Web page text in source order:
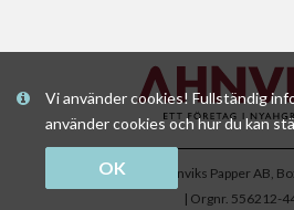
Vi använder cookies! Fullständig
använder cookies och hur du kan
OK
Copyright © Ahnviks Papper AB,
| Orgnr. 556212-